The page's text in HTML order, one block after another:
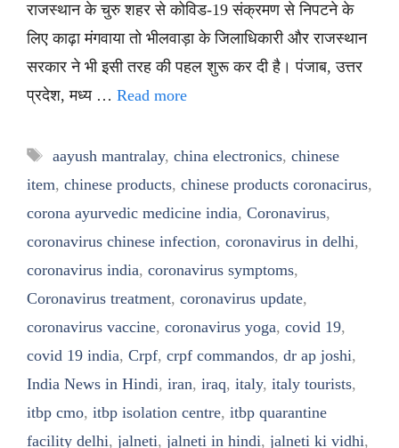
राजस्थान के चुरु शहर से कोविड-19 संक्रमण से निपटने के
लिए काढ़ा मंगवाया तो भीलवाड़ा के जिलाधिकारी और राजस्थान
सरकार ने भी इसी तरह की पहल शुरू कर दी है। पंजाब, उत्तर
प्रदेश, मध्य … Read more
Tags
aayush mantralay, china electronics, chinese
item, chinese products, chinese products coronacirus,
corona ayurvedic medicine india, Coronavirus,
coronavirus chinese infection, coronavirus in delhi,
coronavirus india, coronavirus symptoms,
Coronavirus treatment, coronavirus update,
coronavirus vaccine, coronavirus yoga, covid 19,
covid 19 india, Crpf, crpf commandos, dr ap joshi,
India News in Hindi, iran, iraq, italy, italy tourists,
itbp cmo, itbp isolation centre, itbp quarantine
facility delhi, jalneti, jalneti in hindi, jalneti ki vidhi,